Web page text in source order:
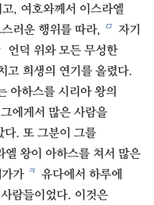
, 여호와께서 이스라엘
러운 행위를 따라, ㅁ 자기
언덕 위와 모든 무성한
고 희생의 연기를 올렸다.
아하스를 시리아 왕의
에게서 많은 사람을
다. 또 그분이 그를
엘 왕이 아하스를 쳐서 많은
가 ㅋ 유다에서 하루에
람들이었다. 이것은